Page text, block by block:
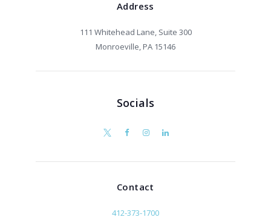
Address
111 Whitehead Lane, Suite 300
Monroeville, PA 15146
Socials
Contact
412-373-1700